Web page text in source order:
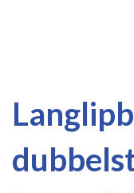
naar
einde
van
naar
begin
van